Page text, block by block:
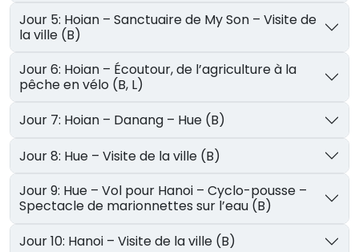
Jour 5: Hoian – Sanctuaire de My Son – Visite de
la ville (B)
Jour 6: Hoian – Écoutour, de l’agriculture à la
pêche en vélo (B, L)
Jour 7: Hoian – Danang – Hue (B)
Jour 8: Hue – Visite de la ville (B)
Jour 9: Hue – Vol pour Hanoi – Cyclo-pousse –
Spectacle de marionnettes sur l’eau (B)
Jour 10: Hanoi – Visite de la ville (B)